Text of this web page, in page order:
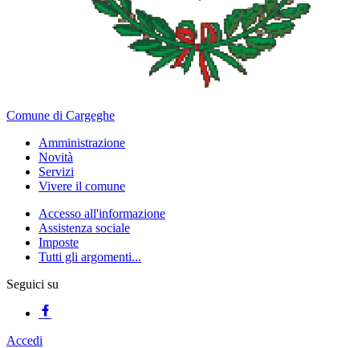
Comune di Cargeghe
Amministrazione
Novità
Servizi
Vivere il comune
Accesso all'informazione
Assistenza sociale
Imposte
Tutti gli argomenti...
Seguici su
Accedi